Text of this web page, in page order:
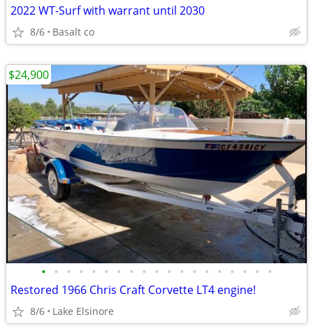
2022 WT-Surf with warrant until 2030
8/6 Basalt co
• • • • • • • • • • • • • • • • • • •
Restored 1966 Chris Craft Corvette LT4 engine!
8/6 Lake Elsinore
$24,900